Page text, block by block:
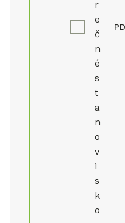
r
e
č
n
é
s
t
a
n
o
v
i
s
k
o